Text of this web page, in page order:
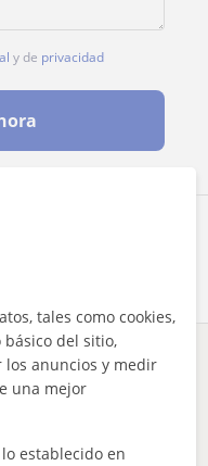
y de privacidad
Cuéntanos
física y quím...
tales como cookies,
del sitio,
anuncios y medir
una mejor
establecido en